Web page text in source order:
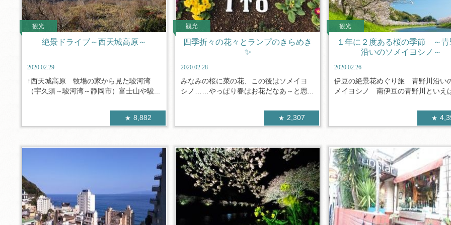
観光
絶景ドライブ～西天城高原～
2020.02.29
↑西天城高原 牧場の家から見た駿河湾
（宇久須～駿河湾～静岡市）富士山や駿...
8,882
観光
四季折々の花々とランプのきらめき
✨
2020.02.28
みなみの桜に菜の花、この後はソメイヨ
シノ……やっぱり春はお花だなあ～と思...
2,307
観光
１年に２度ある桜の季節 ～青
沿いのソメイヨシノ～
2020.02.26
伊豆の絶景花めぐり旅 青野川沿い
メイヨシノ 南伊豆の青野川といえ